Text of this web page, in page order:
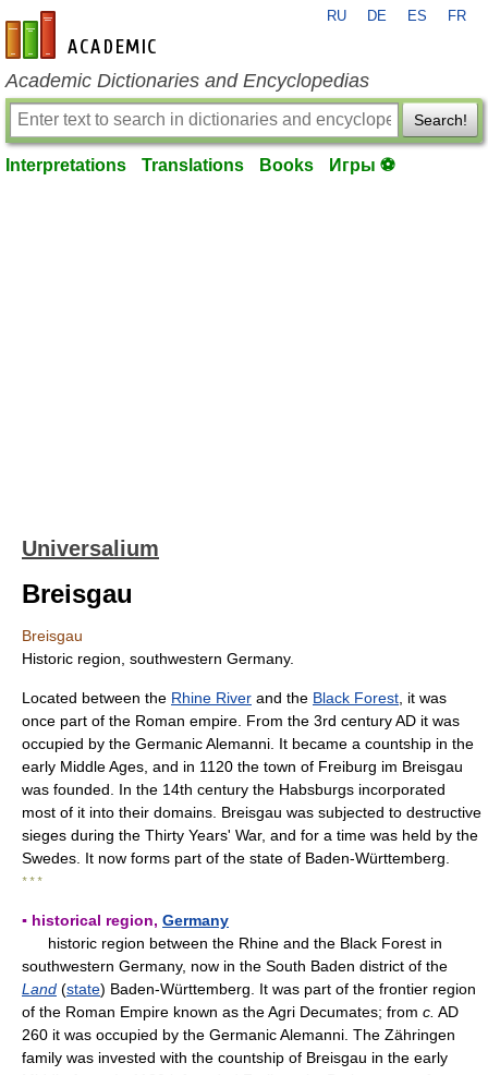
en-academic.com
RU DE ES FR
Academic Dictionaries and Encyclopedias
Search!
Interpretations Translations Books Игры ⚽
Universalium
Breisgau
Breisgau
Historic region, southwestern Germany.
Located between the Rhine River and the Black Forest , it was
once part of the Roman empire. From the 3rd century AD it was
occupied by the Germanic Alemanni. It became a countship in the
early Middle Ages, and in 1120 the town of Freiburg im Breisgau
was founded. In the 14th century the Habsburgs incorporated
most of it into their domains. Breisgau was subjected to destructive
sieges during the Thirty Years' War, and for a time was held by the
Swedes. It now forms part of the state of Baden-Württemberg.
* * *
▪ historical region, Germany
historic region between the Rhine and the Black Forest in
southwestern Germany, now in the South Baden district of the
Land (state) Baden-Württemberg. It was part of the frontier region
of the Roman Empire known as the Agri Decumates; from c. AD
260 it was occupied by the Germanic Alemanni. The Zähringen
family was invested with the countship of Breisgau in the early